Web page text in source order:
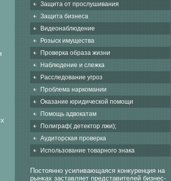
Защита от прослушивания
Защита бизнеса
Видеонаблюдение
Розыск имущества
Проверка образа жизни
Наблюдение и слежка
Расследование угроз
Проблема наркомании
Оказание юридической помощи
Помощь адвокатам
Полиграф( детектор лжи);
Аудиторская проверка
Использование товарного знака
Постоянно усиливающаяся конкуренция на
рынках заставляет представителей бизнес-